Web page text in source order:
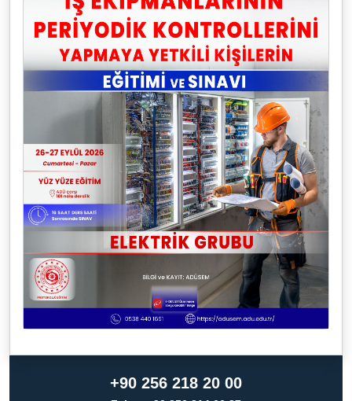
+90 256 218 20 00